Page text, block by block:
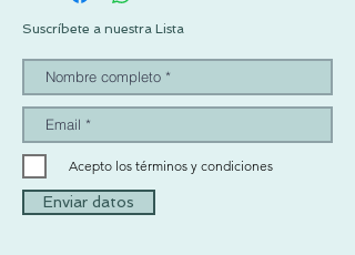
Suscríbete a nuestra Lista
Acepto los términos y condiciones
Enviar datos